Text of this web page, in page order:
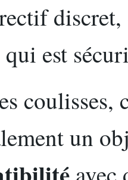
discret,
qui est
coulisses,
un
avec